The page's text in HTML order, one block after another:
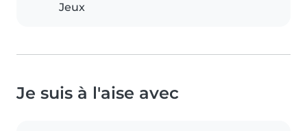
Jeux
Je suis à l'aise avec